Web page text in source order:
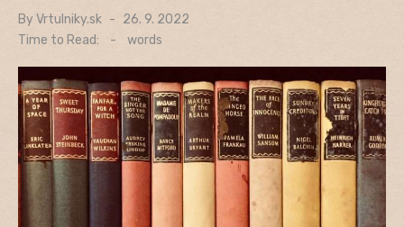
ByVrtulniky.sk
Posted
on
26. 9. 2022
Time to Read:
- words